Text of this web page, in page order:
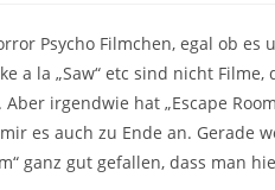
Psycho Filmchen, egal ob es
a la „Saw“ etc sind nicht
irgendwie hat „Escape
es auch zu Ende an. Gerade
ganz gut gefallen, dass man